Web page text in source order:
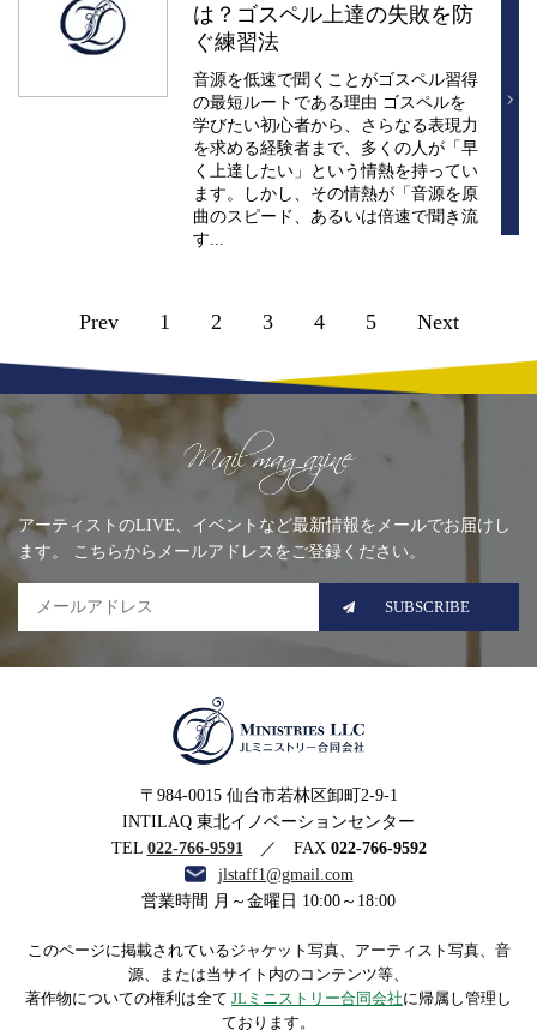
は？ゴスペル上達の失敗を防
ぐ練習法
音源を低速で聞くことがゴスペル習得
の最短ルートである理由 ゴスペルを
学びたい初心者から、さらなる表現力
を求める経験者まで、多くの人が「早
く上達したい」という情熱を持ってい
ます。しかし、その情熱が「音源を原
曲のスピード、あるいは倍速で聞き流
す...
Prev 1 2 3 4 5 Next
アーティストのLIVE、イベントなど最新情報をメールでお届けし
ます。 こちらからメールアドレスをご登録ください。
SUBSCRIBE
ストリー合同会社
〒984-0015 仙台市若林区卸町2-9-1
INTILAQ 東北イノベーションセンター
TEL 022-766-9591 ／ FAX 022-766-9592
jlstaff1@gmail.com
営業時間 月～金曜日 10:00～18:00
このページに掲載されているジャケット写真、アーティスト写真、音
源、または当サイト内のコンテンツ等、
著作物についての権利は全て JLミニストリー合同会社に帰属し管理し
ております。